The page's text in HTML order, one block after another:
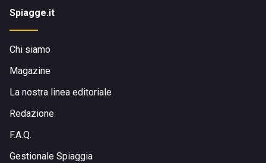
Spiagge.it
Chi siamo
Magazine
La nostra linea editoriale
Redazione
F.A.Q.
Gestionale Spiaggia